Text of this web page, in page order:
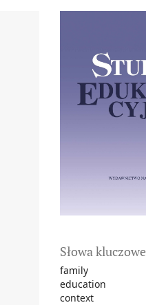
Słowa kluczowe
family
education
context